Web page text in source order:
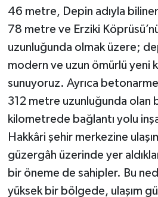
46 metre, Depin adıyla
78 metre ve Erziki
uzunluğunda olmak üzere;
modern ve uzun ömürlü yeni
sunuyoruz. Ayrıca
312 metre uzunluğunda olan
kilometrede bağlantı yolu
Hakkâri şehir merkezine
güzergâh üzerinde yer
bir öneme de sahipler. Bu
yüksek bir bölgede, ulaşım